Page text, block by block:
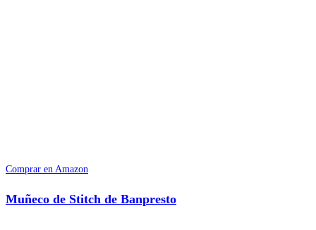
Comprar en Amazon
Muñeco de Stitch de Banpresto